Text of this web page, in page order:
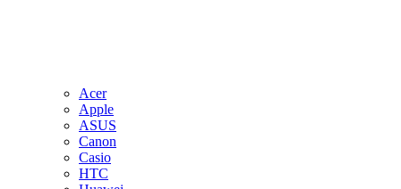
Acer
Apple
ASUS
Canon
Casio
HTC